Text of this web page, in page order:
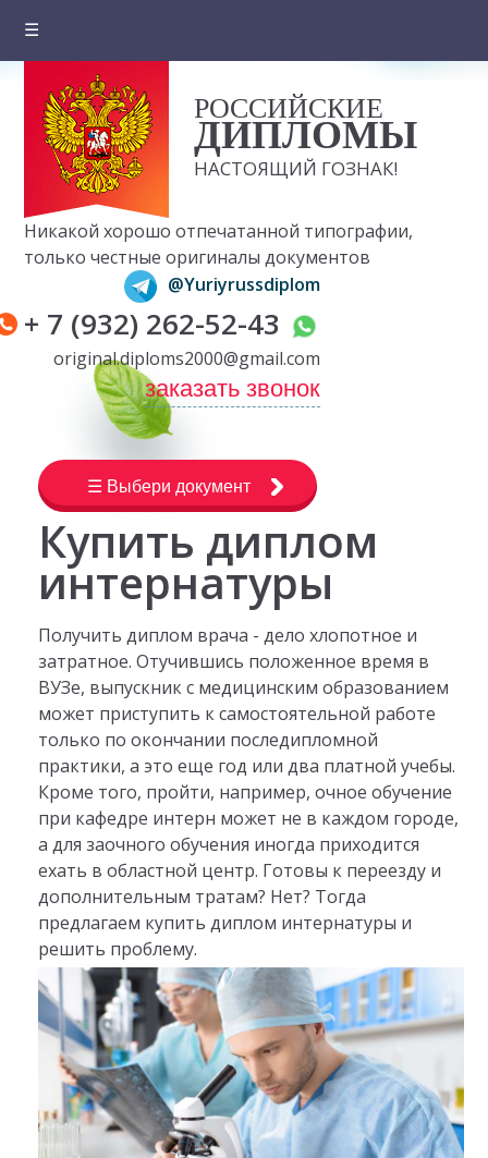
☰
О компании
Цены на документы
Вопросы и ответы
Отзывы клиентов
Оплата и доставка
Контакты
РОССИЙСКИЕ
ДИПЛОМЫ
НАСТОЯЩИЙ ГОЗНАК!
Никакой хорошо отпечатанной типографии,
только честные оригиналы документов
@Yuriyrussdiplom
+ 7 (932) 262-52-43
original.diploms2000@gmail.com
заказать звонок
☰ Выбери документ
Купить диплом
интернатуры
Получить диплом врача - дело хлопотное и
затратное. Отучившись положенное время в
ВУЗе, выпускник с медицинским образованием
может приступить к самостоятельной работе
только по окончании последипломной
практики, а это еще год или два платной учебы.
Кроме того, пройти, например, очное обучение
при кафедре интерн может не в каждом городе,
а для заочного обучения иногда приходится
ехать в областной центр. Готовы к переезду и
дополнительным тратам? Нет? Тогда
предлагаем купить диплом интернатуры и
решить проблему.